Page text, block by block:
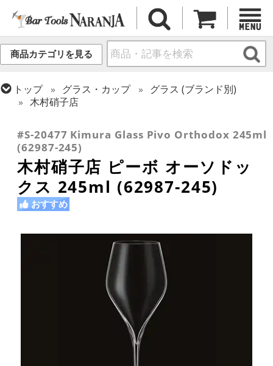
商品カテゴリを見る
トップ グラス・カップ
グラス (ブランド別)
木村硝子店
ワイングラス
#S-20477 Kimura Glass Pivo Orthodox 245ml
(62987-245)
木村硝子店 ピーボ オーソドッ
クス 245ml (62987-245)
おすすめ